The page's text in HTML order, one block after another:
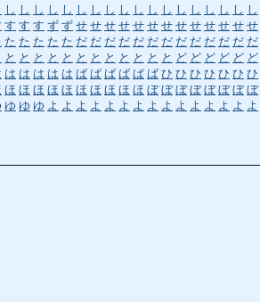
し し し し し し し し し し し し し し し し し し
す す す ず ず せ せ せ せ せ せ せ せ せ せ せ せ せ
た た た た た だ だ だ だ だ だ だ だ だ だ だ だ だ
と と と と と と と と と と と と ど ど ど ど ど ど
は は は は は ば ば ば ば ば ば ひ ひ ひ ひ ひ ひ ひ
ほ ほ ほ ほ ほ ほ ほ ほ ほ ほ ぼ ぼ ぼ ぼ ぼ ぼ ぼ ぼ
ゆ ゆ ゆ よ よ よ よ よ よ よ よ よ よ よ よ よ よ よ